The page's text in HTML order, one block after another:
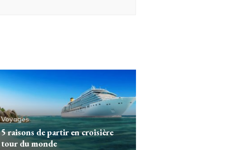
Voyages
5 raisons de partir en croisière
tour du monde